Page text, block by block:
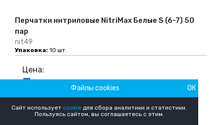
Перчатки нитриловые NitriMax Белые S (6-7) 50
пар
nit49
Упаковка: 10 шт.
Цена:
По запросу
Узнать цену
Файлы cookies ОК
Сайт использует cookie для сбора аналитики и статистики.
Пользуясь сайтом, вы соглашаетесь с этим.